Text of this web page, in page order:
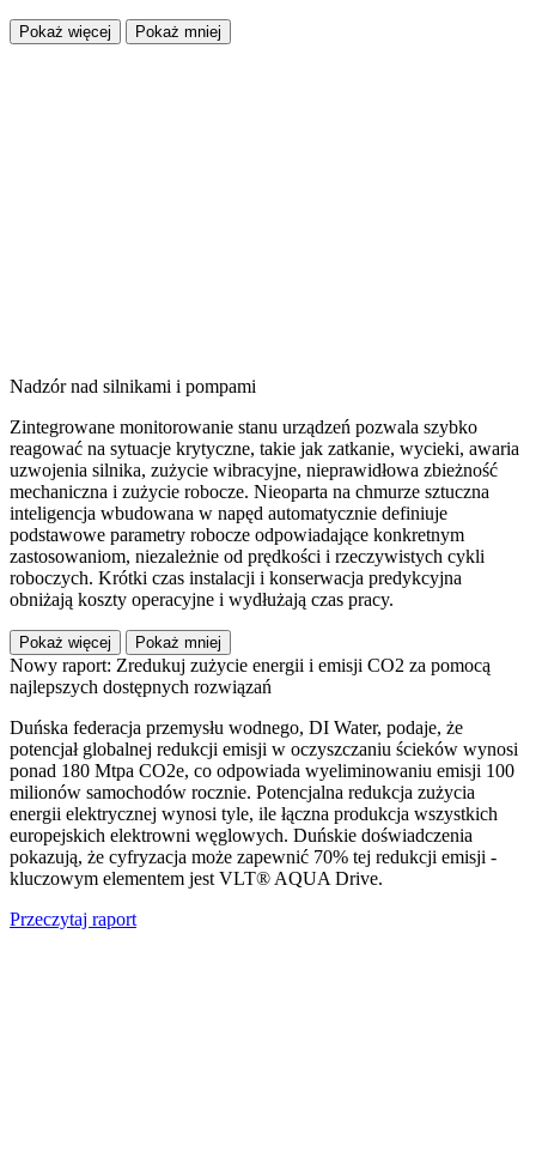
Pokaż więcej Pokaż mniej
Nadzór nad silnikami i pompami
Zintegrowane monitorowanie stanu urządzeń pozwala szybko
reagować na sytuacje krytyczne, takie jak zatkanie, wycieki, awaria
uzwojenia silnika, zużycie wibracyjne, nieprawidłowa zbieżność
mechaniczna i zużycie robocze. Nieoparta na chmurze sztuczna
inteligencja wbudowana w napęd automatycznie definiuje
podstawowe parametry robocze odpowiadające konkretnym
zastosowaniom, niezależnie od prędkości i rzeczywistych cykli
roboczych. Krótki czas instalacji i konserwacja predykcyjna
obniżają koszty operacyjne i wydłużają czas pracy.
Pokaż więcej Pokaż mniej
Nowy raport: Zredukuj zużycie energii i emisji CO2 za pomocą
najlepszych dostępnych rozwiązań
Duńska federacja przemysłu wodnego, DI Water, podaje, że
potencjał globalnej redukcji emisji w oczyszczaniu ścieków wynosi
ponad 180 Mtpa CO2e, co odpowiada wyeliminowaniu emisji 100
milionów samochodów rocznie. Potencjalna redukcja zużycia
energii elektrycznej wynosi tyle, ile łączna produkcja wszystkich
europejskich elektrowni węglowych. Duńskie doświadczenia
pokazują, że cyfryzacja może zapewnić 70% tej redukcji emisji -
kluczowym elementem jest VLT® AQUA Drive.
Przeczytaj raport